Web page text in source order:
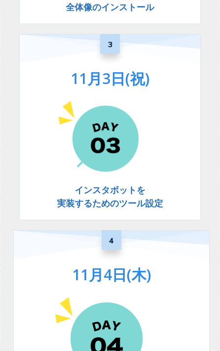
全体像のインストール
3
11月3日(祝)
インスタボットを
実装するためのツール設定
4
11月4日(木)